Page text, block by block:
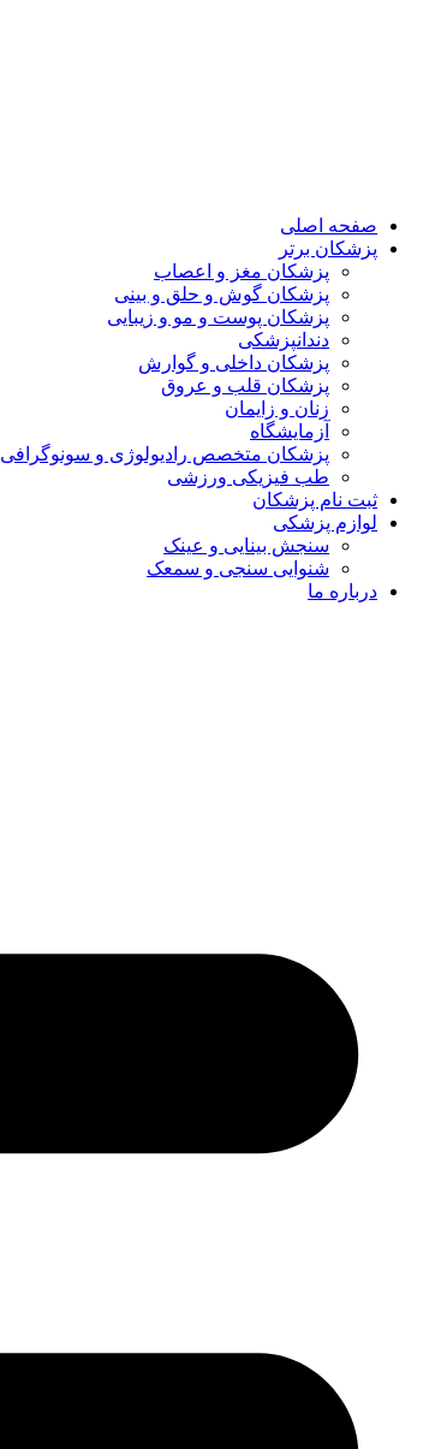
صفحه اصلی
پزشکان برتر
پزشکان مغز و اعصاب
پزشکان گوش و حلق و بینی
پزشکان پوست و مو و زیبایی
دندانپزشکی
پزشکان داخلی و گوارش
پزشکان قلب و عروق
زنان و زایمان
آزمایشگاه
پزشکان متخصص رادیولوژی و سونوگرافی
طب فیزیکی ورزشی
ثبت نام پزشکان
لوازم پزشکی
سنجش بینایی و عینک
شنوایی سنجی و سمعک
درباره ما